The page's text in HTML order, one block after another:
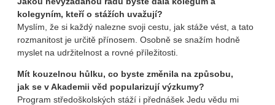
kolegyním, kteří o stážích uvažují?
Myslím, že si každý nalezne svoji cestu, jak stáže vést, a tato
rozmanitost je určitě přínosem. Osobně se snažím hodně
myslet na udržitelnost a rovné příležitosti.
Mít kouzelnou hůlku, co byste změnila na způsobu,
jak se v Akademii věd popularizují výzkumy?
Program středoškolských stáží i přednášek Jedu vědu mi